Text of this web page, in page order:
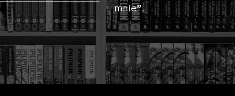
mnie”.